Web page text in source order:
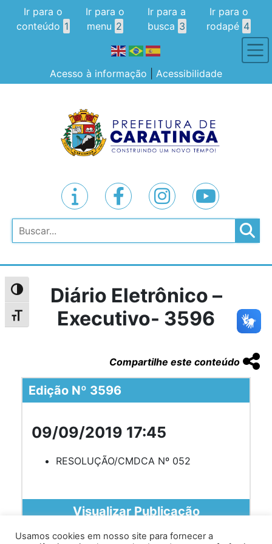
Alternar alto contraste
Alternar tamanho da fonte
Ir para o
conteúdo 1
Ir para o
menu 2
Ir para a
busca 3
Ir para o
rodapé 4
Acesso à informação Acessibilidade
Pesquisar
Diário Eletrônico –
Executivo- 3596
Compartilhe este conteúdo
Edição Nº 3596
09/09/2019 17:45
RESOLUÇÃO/CMDCA Nº 052
Visualizar Publicação
Usamos cookies em nosso site para fornecer a